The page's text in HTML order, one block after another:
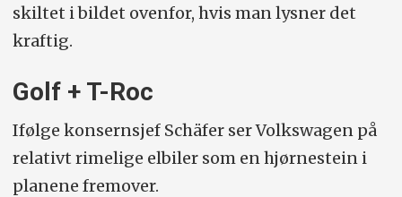
skiltet i bildet ovenfor, hvis man lysner det
kraftig.
Golf + T-Roc
Ifølge konsernsjef Schäfer ser Volkswagen på
relativt rimelige elbiler som en hjørnestein i
planene fremover.